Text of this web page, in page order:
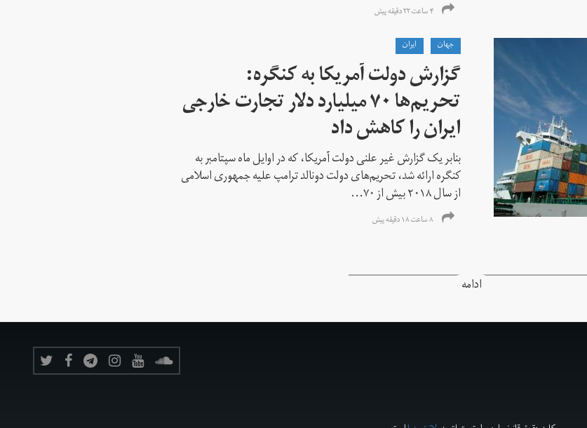
۴ ساعت ۲۲ دقیقه پیش
جهان
ايران
گزارش دولت آمریکا به کنگره:
تحریم‌ها ۷۰ میلیارد دلار تجارت خارجی
ایران را کاهش داد
بنابر یک گزارش غیر علنی دولت آمریکا، که در اوایل ماه سپتامبر به
کنگره ارائه شد، تحریم‌های دولت دونالد ترامپ علیه جمهوری اسلامی
از سال ۲۰۱۸ بیش از ۷۰...
۸ ساعت ۱۸ دقیقه پیش
ادامه